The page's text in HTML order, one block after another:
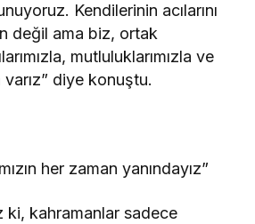
Kendilerinin acılarını
değil ama biz, ortak
mutluluklarımızla ve
varız” diye konuştu.
her zaman yanındayız”
ki, kahramanlar sadece